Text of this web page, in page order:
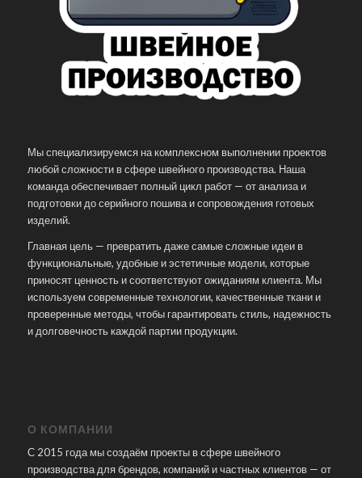
Мы специализируемся на комплексном выполнении проектов
любой сложности в сфере швейного производства. Наша
команда обеспечивает полный цикл работ — от анализа и
подготовки до серийного пошива и сопровождения готовых
изделий.
Главная цель — превратить даже самые сложные идеи в
функциональные, удобные и эстетичные модели, которые
приносят ценность и соответствуют ожиданиям клиента. Мы
используем современные технологии, качественные ткани и
проверенные методы, чтобы гарантировать стиль, надежность
и долговечность каждой партии продукции.
О КОМПАНИИ
С 2015 года мы создаём проекты в сфере швейного
производства для брендов, компаний и частных клиентов — от